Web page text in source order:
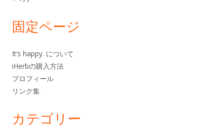
ー
固定ページ
It’s happy. について
iHerbの購入方法
プロフィール
リンク集
カテゴリー